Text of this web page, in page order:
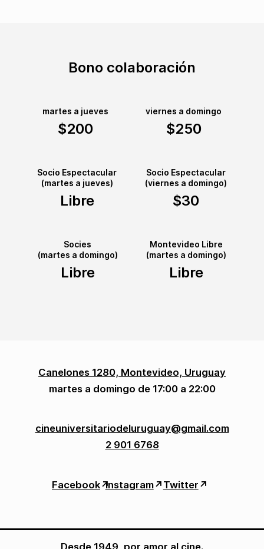
Bono colaboración
martes a jueves
$200
viernes a domingo
$250
Socio Espectacular
(martes a jueves)
Libre
Socio Espectacular
(viernes a domingo)
$30
Socies
(martes a domingo)
Libre
Montevideo Libre
(martes a domingo)
Libre
Canelones 1280, Montevideo, Uruguay
martes a domingo de 17:00 a 22:00
cineuniversitariodeluruguay@gmail.com
2 901 6768
Facebook↗︎Instagram↗︎ Twitter ↗︎